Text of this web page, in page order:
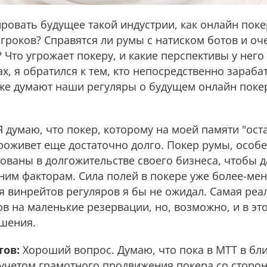
будущее такой индустрии, как онлайн
Справятся ли румы с натиском ботов и
Что угрожает покеру, и какие перспективы у
я обратился к тем, кто непосредственно
думают наши регуляры о будущем онлайн
думаю, что покер, которому на моей памяти
еще достаточно долго. Покер румы,
в долгожительстве своего бизнеса, чтобы
факторам. Сила полей в покере уже более-
регуляров я бы не ожидал. Самая
на маленькие резервации, но, возможно, и в
Хороший вопрос. Думаю, что пока в МТТ в